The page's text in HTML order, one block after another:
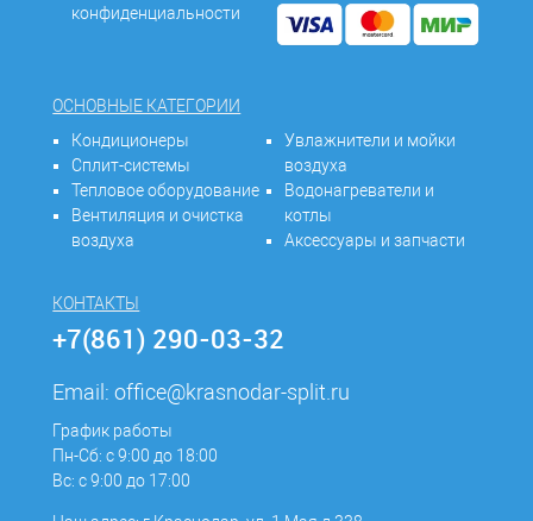
конфиденциальности
ОСНОВНЫЕ КАТЕГОРИИ
Кондиционеры
Сплит-системы
Тепловое оборудование
Вентиляция и очистка
воздуха
Увлажнители и мойки
воздуха
Водонагреватели и
котлы
Аксессуары и запчасти
КОНТАКТЫ
+7(861) 290-03-32
Email:office@krasnodar-split.ru
График работы
Пн-Сб: с 9:00 до 18:00
Вс: с 9:00 до 17:00